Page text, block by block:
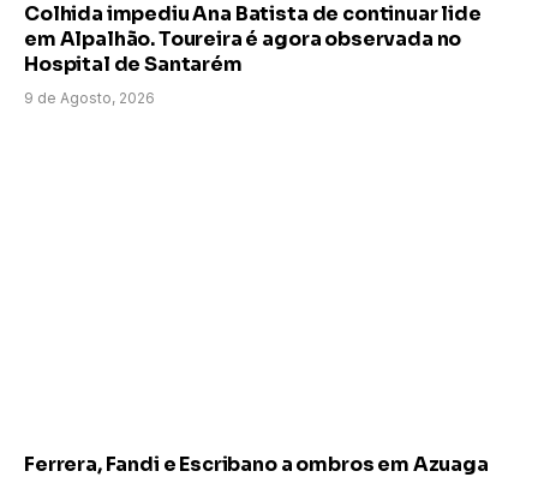
Colhida impediu Ana Batista de continuar lide
em Alpalhão. Toureira é agora observada no
Hospital de Santarém
9 de Agosto, 2026
Ferrera, Fandi e Escribano a ombros em Azuaga